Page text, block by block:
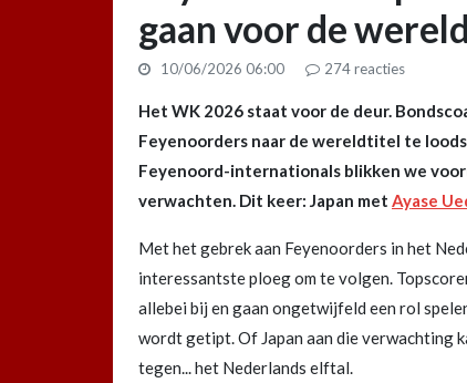
gaan voor de
10/06/2026 06:00 274reacties
Het WK 2026 staat voor de deur.
Feyenoorders naar de wereldtitel te
Feyenoord-internationals blikken we
verwachten. Dit keer: Japan met Ayase
Met het gebrek aan Feyenoorders in het
interessantste ploeg om te volgen.
allebei bij en gaan ongetwijfeld een rol
wordt getipt. Of Japan aan die verwachting
tegen... het Nederlands elftal.